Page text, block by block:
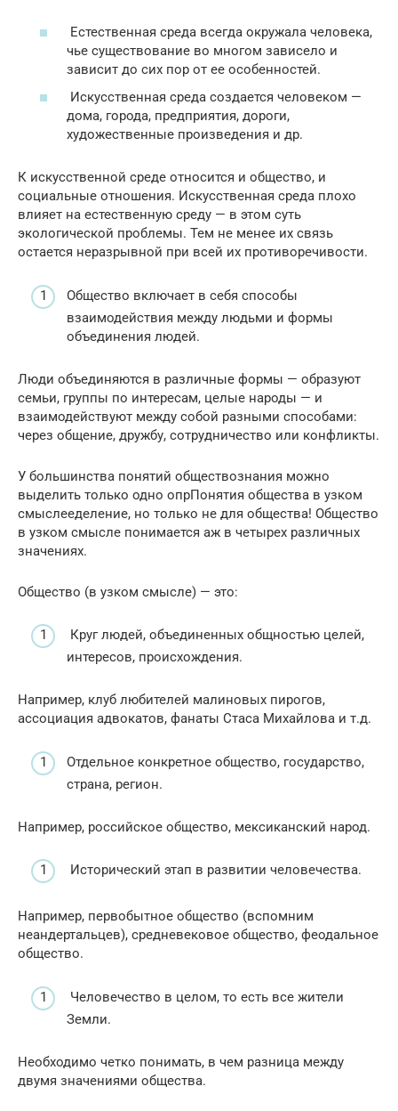
Естественная среда всегда окружала человека,
чье существование во многом зависело и
зависит до сих пор от ее особенностей.
Искусственная среда создается человеком —
дома, города, предприятия, дороги,
художественные произведения и др.
К искусственной среде относится и общество, и
социальные отношения. Искусственная среда плохо
влияет на естественную среду — в этом суть
экологической проблемы. Тем не менее их связь
остается неразрывной при всей их противоречивости.
Общество включает в себя способы
взаимодействия между людьми и формы
объединения людей.
Люди объединяются в различные формы — образуют
семьи, группы по интересам, целые народы — и
взаимодействуют между собой разными способами:
через общение, дружбу, сотрудничество или конфликты.
У большинства понятий обществознания можно
выделить только одно опрПонятия общества в узком
смыслееделение, но только не для общества! Общество
в узком смысле понимается аж в четырех различных
значениях.
Общество (в узком смысле) — это:
Круг людей, объединенных общностью целей,
интересов, происхождения.
Например, клуб любителей малиновых пирогов,
ассоциация адвокатов, фанаты Стаса Михайлова и т.д.
Отдельное конкретное общество, государство,
страна, регион.
Например, российское общество, мексиканский народ.
Исторический этап в развитии человечества.
Например, первобытное общество (вспомним
неандертальцев), средневековое общество, феодальное
общество.
Человечество в целом, то есть все жители
Земли.
Необходимо четко понимать, в чем разница между
двумя значениями общества.